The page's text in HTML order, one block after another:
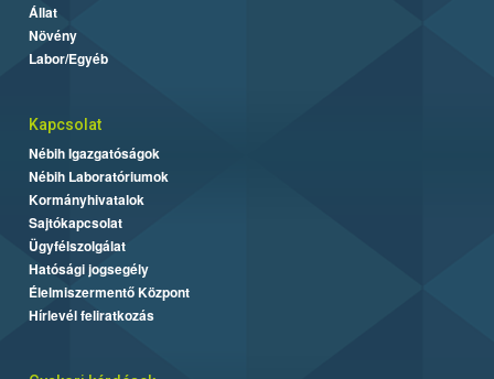
Állat
Növény
Labor/Egyéb
Kapcsolat
Nébih Igazgatóságok
Nébih Laboratóriumok
Kormányhivatalok
Sajtókapcsolat
Ügyfélszolgálat
Hatósági jogsegély
Élelmiszermentő Központ
Hírlevél feliratkozás